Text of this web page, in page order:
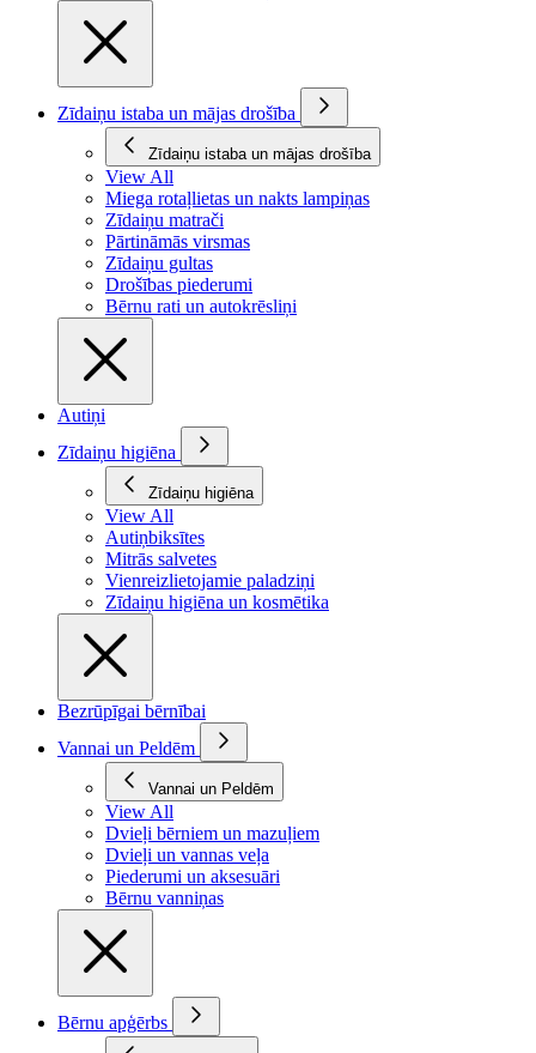
Zīdaiņu istaba un mājas drošība
Zīdaiņu istaba un mājas drošība
View All
Miega rotaļlietas un nakts lampiņas
Zīdaiņu matrači
Pārtināmās virsmas
Zīdaiņu gultas
Drošības piederumi
Bērnu rati un autokrēsliņi
Autiņi
Zīdaiņu higiēna
Zīdaiņu higiēna
View All
Autiņbiksītes
Mitrās salvetes
Vienreizlietojamie paladziņi
Zīdaiņu higiēna un kosmētika
Bezrūpīgai bērnībai
Vannai un Peldēm
Vannai un Peldēm
View All
Dvieļi bērniem un mazuļiem
Dvieļi un vannas veļa
Piederumi un aksesuāri
Bērnu vanniņas
Bērnu apģērbs